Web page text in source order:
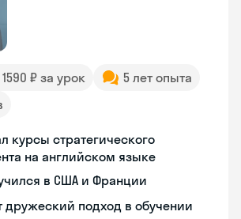
1590 ₽ за урок
5 лет опыта
курсы стратегического
на английском языке
в США и Франции
дружеский подход в обучении